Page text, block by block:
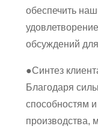
обеспечить
обсуждений
●Синтез
Благодаря
способностям
производства,